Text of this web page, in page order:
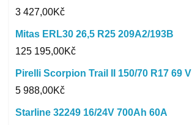
3 427,00Kč
Mitas ERL30 26,5 R25 209A2/193B
125 195,00Kč
Pirelli Scorpion Trail II 150/70 R17 69 V
5 988,00Kč
Starline 32249 16/24V 700Ah 60A